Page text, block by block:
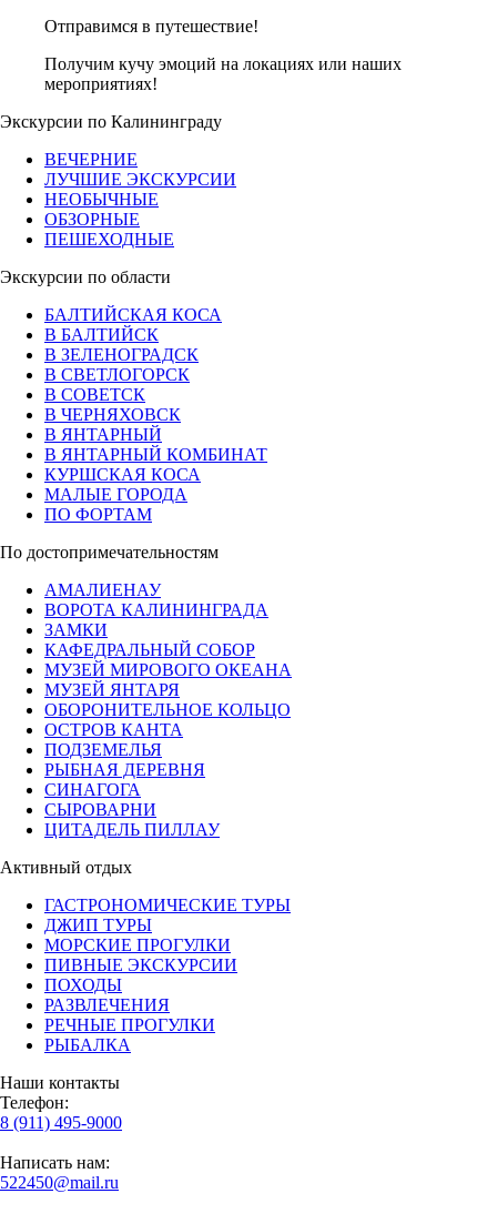
Отправимся в путешествие!
Получим кучу эмоций на локациях или наших
мероприятиях!
Экскурсии по Калининграду
ВЕЧЕРНИЕ
ЛУЧШИЕ ЭКСКУРСИИ
НЕОБЫЧНЫЕ
ОБЗОРНЫЕ
ПЕШЕХОДНЫЕ
Экскурсии по области
БАЛТИЙСКАЯ КОСА
В БАЛТИЙСК
В ЗЕЛЕНОГРАДСК
В СВЕТЛОГОРСК
В СОВЕТСК
В ЧЕРНЯХОВСК
В ЯНТАРНЫЙ
В ЯНТАРНЫЙ КОМБИНАТ
КУРШСКАЯ КОСА
МАЛЫЕ ГОРОДА
ПО ФОРТАМ
По достопримечательностям
АМАЛИЕНАУ
ВОРОТА КАЛИНИНГРАДА
ЗАМКИ
КАФЕДРАЛЬНЫЙ СОБОР
МУЗЕЙ МИРОВОГО ОКЕАНА
МУЗЕЙ ЯНТАРЯ
ОБОРОНИТЕЛЬНОЕ КОЛЬЦО
ОСТРОВ КАНТА
ПОДЗЕМЕЛЬЯ
РЫБНАЯ ДЕРЕВНЯ
СИНАГОГА
СЫРОВАРНИ
ЦИТАДЕЛЬ ПИЛЛАУ
Активный отдых
ГАСТРОНОМИЧЕСКИЕ ТУРЫ
ДЖИП ТУРЫ
МОРСКИЕ ПРОГУЛКИ
ПИВНЫЕ ЭКСКУРСИИ
ПОХОДЫ
РАЗВЛЕЧЕНИЯ
РЕЧНЫЕ ПРОГУЛКИ
РЫБАЛКА
Наши контакты
Телефон:
8 (911) 495-9000
Написать нам:
522450@mail.ru